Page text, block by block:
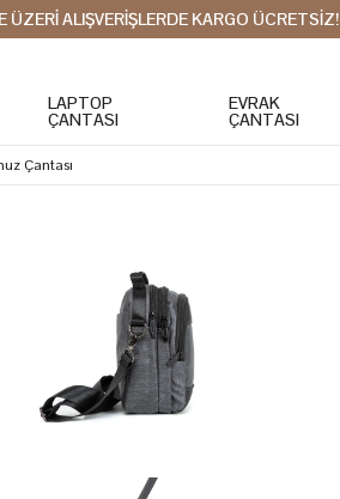
ÜZERİ ALIŞVERİŞLERDE KARGO ÜCRETSİZ!
LAPTOP
ÇANTASI
EVRAK
ÇANTASI
Çantası